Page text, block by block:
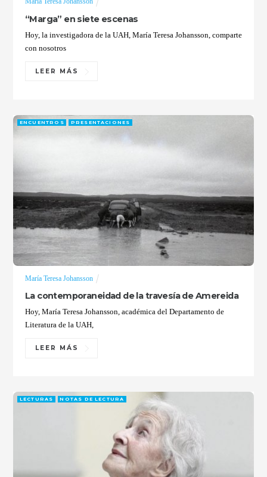
“Marga” en siete escenas
María Teresa Johansson
Hoy, la investigadora de la UAH, María Teresa Johansson, comparte
con nosotros
LEER MÁS
La contemporaneidad de la travesía de Amereida
María Teresa Johansson
ENCUENTROS PRESENTACIONES
Hoy, María Teresa Johansson, académica del Departamento de
Literatura de la UAH,
LEER MÁS
LECTURAS NOTAS DE LECTURA